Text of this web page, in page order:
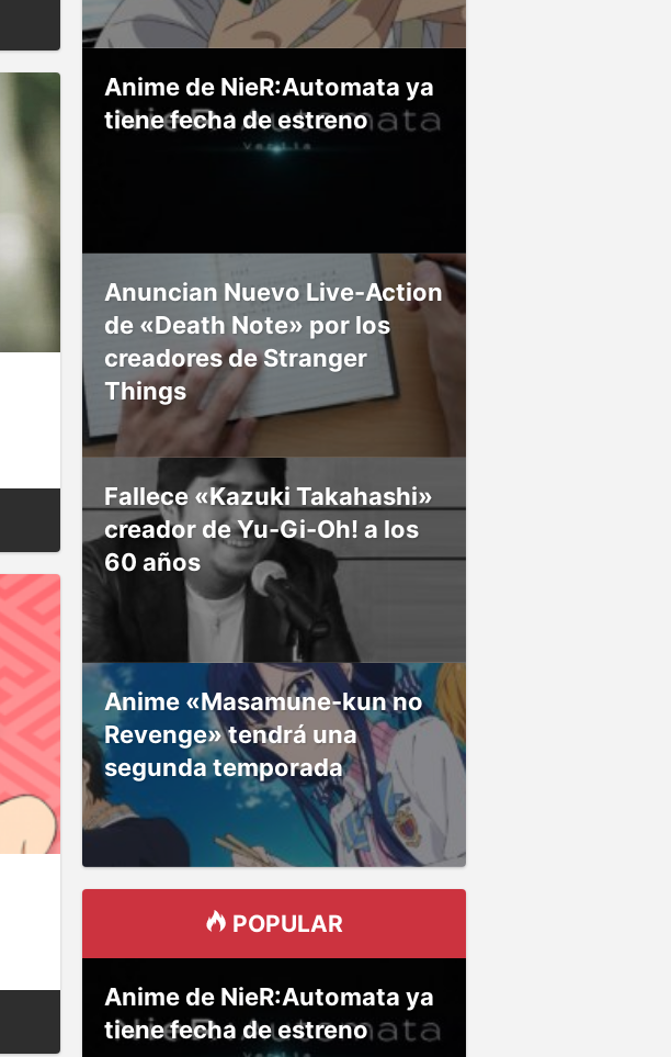
Anime de NieR:Automata ya
tiene fecha de estreno
Anuncian Nuevo Live-Action
de «Death Note» por los
creadores de Stranger
Things
Fallece «Kazuki Takahashi»
creador de Yu-Gi-Oh! a los
60 años
Anime «Masamune-kun no
Revenge» tendrá una
segunda temporada
POPULAR
Anime de NieR:Automata ya
tiene fecha de estreno